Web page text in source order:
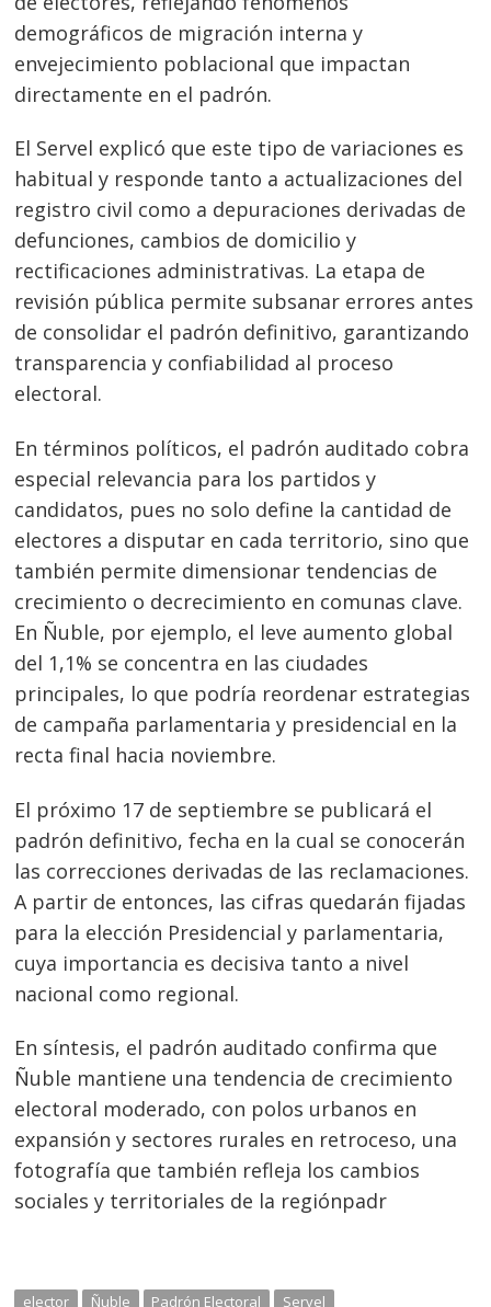
demográficos de migración interna y
envejecimiento poblacional que impactan
directamente en el padrón.
El Servel explicó que este tipo de variaciones es
habitual y responde tanto a actualizaciones del
registro civil como a depuraciones derivadas de
defunciones, cambios de domicilio y
rectificaciones administrativas. La etapa de
revisión pública permite subsanar errores antes
de consolidar el padrón definitivo, garantizando
transparencia y confiabilidad al proceso
electoral.
En términos políticos, el padrón auditado cobra
especial relevancia para los partidos y
candidatos, pues no solo define la cantidad de
electores a disputar en cada territorio, sino que
también permite dimensionar tendencias de
crecimiento o decrecimiento en comunas clave.
En Ñuble, por ejemplo, el leve aumento global
del 1,1% se concentra en las ciudades
principales, lo que podría reordenar estrategias
de campaña parlamentaria y presidencial en la
recta final hacia noviembre.
El próximo 17 de septiembre se publicará el
padrón definitivo, fecha en la cual se conocerán
las correcciones derivadas de las reclamaciones.
A partir de entonces, las cifras quedarán fijadas
para la elección Presidencial y parlamentaria,
cuya importancia es decisiva tanto a nivel
nacional como regional.
En síntesis, el padrón auditado confirma que
Ñuble mantiene una tendencia de crecimiento
electoral moderado, con polos urbanos en
expansión y sectores rurales en retroceso, una
fotografía que también refleja los cambios
sociales y territoriales de la regiónpadr
elector Ñuble Padrón Electoral Servel